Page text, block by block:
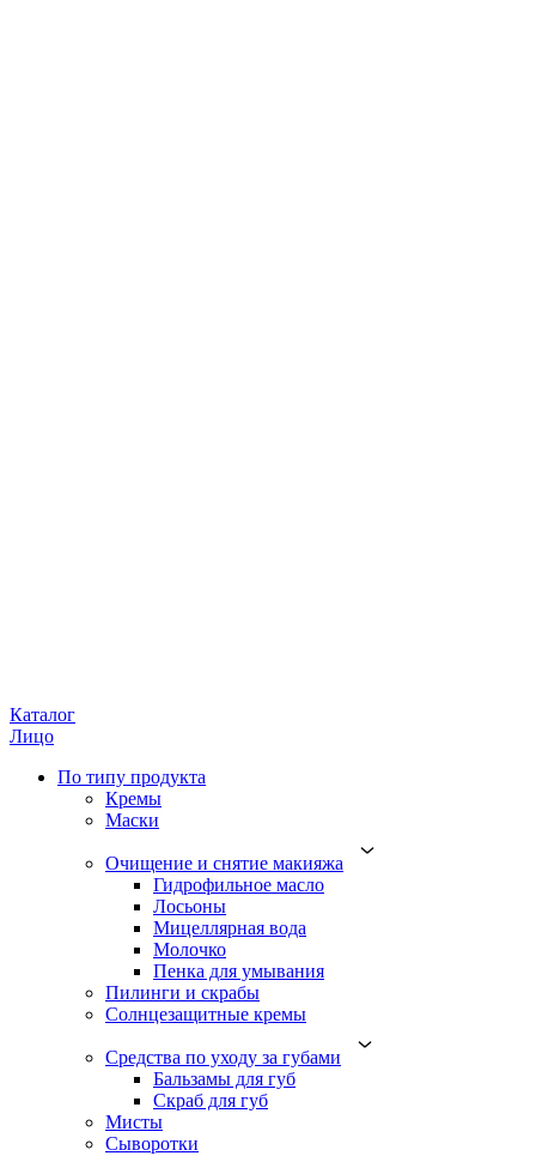
Каталог
Лицо
По типу продукта
Кремы
Маски
Очищение и снятие макияжа
Гидрофильное масло
Лосьоны
Мицеллярная вода
Молочко
Пенка для умывания
Пилинги и скрабы
Солнцезащитные кремы
Средства по уходу за губами
Бальзамы для губ
Скраб для губ
Мисты
Сыворотки